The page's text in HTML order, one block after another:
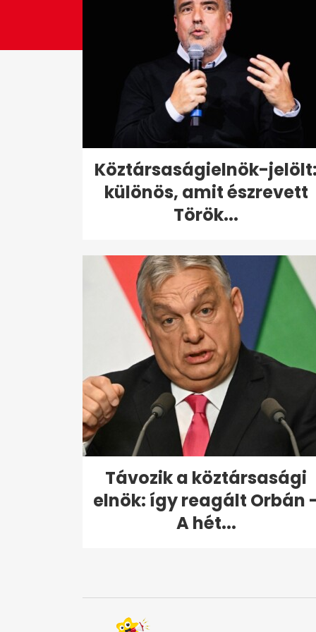
Köztársaságielnök-jelölt:
különös, amit észrevett
Török...
Távozik a köztársasági
elnök: így reagált Orbán
A hét...